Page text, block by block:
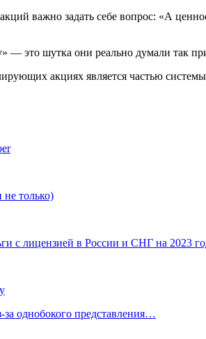
важно задать себе вопрос: «А
это шутка они реально думали так
акциях является частью
только)
с лицензией в России и СНГ на 2023
однобокого представления…